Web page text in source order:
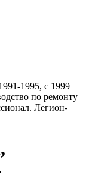
1995, с 1999
по ремонту
Легион-